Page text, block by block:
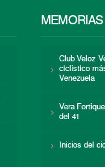
Club Veloz
ciclístico
Venezuela
Vera
del 41
Inicios del